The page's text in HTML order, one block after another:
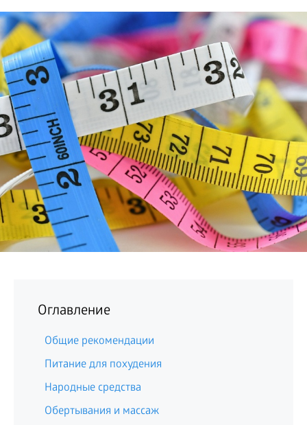
Оглавление
Общие рекомендации
Питание для похудения
Народные средства
Обертывания и массаж
ДОМ
КАК?
БИЗНЕС